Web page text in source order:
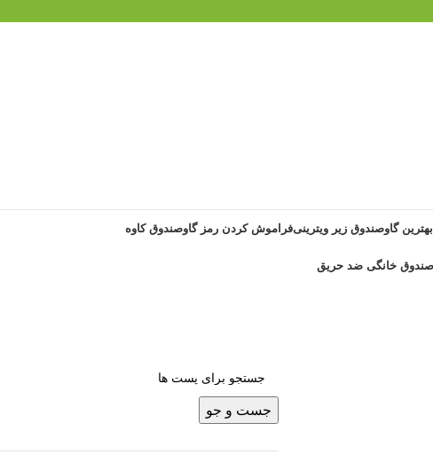
بهترین گاوصندوق زیر ویترینیفراموش کردن رمز گاوصندوق کاوه
جست و جو